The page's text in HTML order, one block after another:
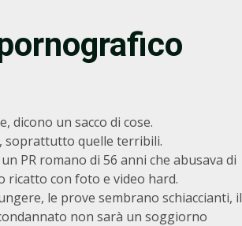
dicono un sacco di cose.
soprattutto quelle terribili.
PR romano di 56 anni che abusava di
con foto e video hard.
le prove sembrano schiaccianti, il
non sarà un soggiorno